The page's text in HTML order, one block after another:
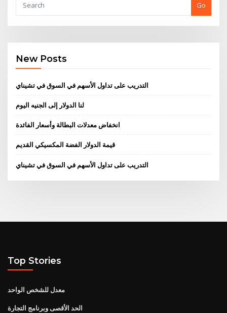
Go
New Posts
التدريب على تداول الأسهم في السوق في تشيناي
لنا الدولار إلى الجنيه اليوم
انخفاض معدلات البطالة وأسعار الفائدة
قيمة الدولار الفضة المكسيكي القديم
التدريب على تداول الأسهم في السوق في تشيناي
Top Stories
معدل للشخص الواحد
الحد الأقصى وبرنامج التجارة